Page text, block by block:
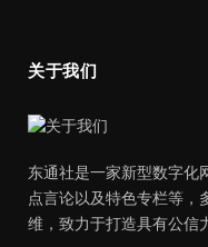
关于我们
东通社是一家新型数字化
点言论以及特色专栏等，
维，致力于打造具有公信